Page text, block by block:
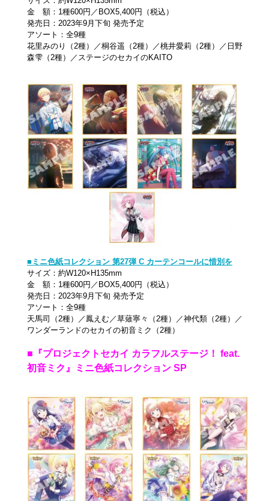
金 額：1種600円／BOX5,400円（税込）
発売日：2023年9月下旬 発売予定
アソート：全9種
花里みのり（2種）／桐谷遥（2種）／桃井愛莉（2種）／日野
森雫（2種）／ステージのセカイのKAITO
■ミニ色紙コレクション 第27弾 C カーテンコールに惜別を
サイズ：約W120×H135mm
金 額：1種600円／BOX5,400円（税込）
発売日：2023年9月下旬 発売予定
アソート：全9種
天馬司（2種）／鳳えむ／草薙寧々（2種）／神代類（2種）／
ワンダーランドのセカイの初音ミク（2種）
■『プロジェクトセカイ カラフルステージ！ feat.
初音ミク』ミニ色紙コレクション SP